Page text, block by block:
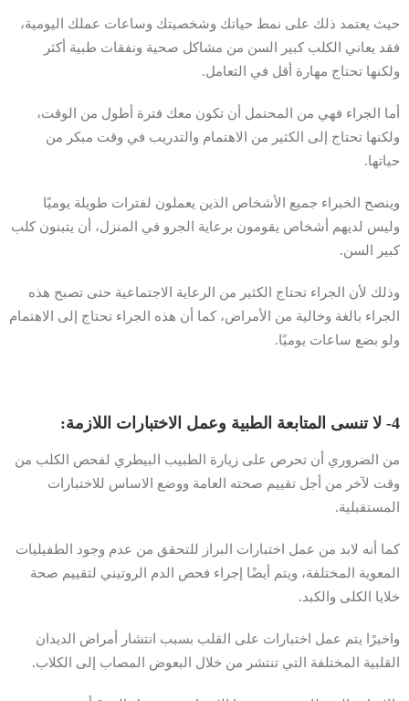
حيث يعتمد ذلك على نمط حياتك وشخصيتك وساعات عملك اليومية،
فقد يعاني الكلب كبير السن من مشاكل صحية ونفقات طبية أكثر
ولكنها تحتاج مهارة أقل في التعامل.
أما الجراء فهي من المحتمل أن تكون معك فترة أطول من الوقت،
ولكنها تحتاج إلى الكثير من الاهتمام والتدريب في وقت مبكر من
حياتها.
وينصح الخبراء جميع الأشخاص الذين يعملون لفترات طويلة يوميًا
وليس لديهم أشخاص يقومون برعاية الجرو في المنزل، أن يتبنون كلب
كبير السن.
وذلك لأن الجراء تحتاج الكثير من الرعاية الاجتماعية حتى تصبح هذه
الجراء بالغة وخالية من الأمراض، كما أن هذه الجراء تحتاج إلى الاهتمام
ولو بضع ساعات يوميًا.
4- لا تنسى المتابعة الطبية وعمل الاختبارات اللازمة:
من الضروري أن تحرص على زيارة الطبيب البيطري لفحص الكلب من
وقت لآخر من أجل تقييم صحته العامة ووضع الاساس للاختبارات
المستقبلية.
كما أنه لابد من عمل اختبارات البراز للتحقق من عدم وجود الطفيليات
المعوية المختلفة، ويتم أيضًا إجراء فحص الدم الروتيني لتقييم صحة
خلايا الكلى والكبد.
واخيرًا يتم عمل اختبارات على القلب بسبب انتشار أمراض الديدان
القلبية المختلفة التي تنتشر من خلال البعوض المصاب إلى الكلاب.